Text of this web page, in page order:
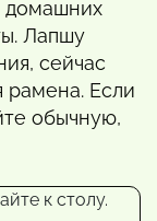
домашних
Лапшу
сейчас
рамена. Если
обычную,